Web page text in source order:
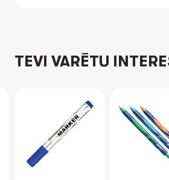
TEVI VARĒTU